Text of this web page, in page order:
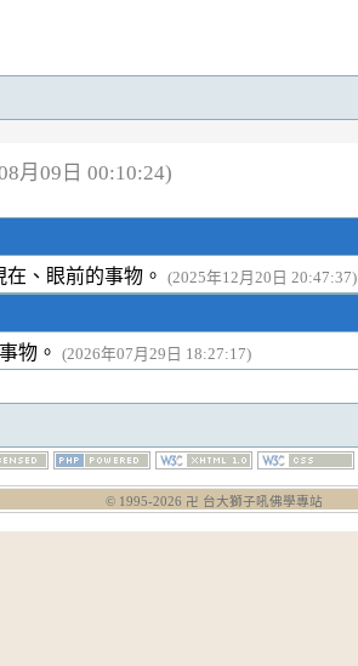
月09日 00:10:24)
在、眼前的事物。 (2025年12月20日 20:47:37)
物。 (2026年07月29日 18:27:17)
© 1995-2026 卍 台大獅子吼佛學專站